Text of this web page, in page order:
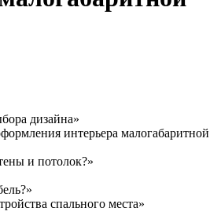
дизайна»
интерьера малогабаритной
и потолок?»
спального места»